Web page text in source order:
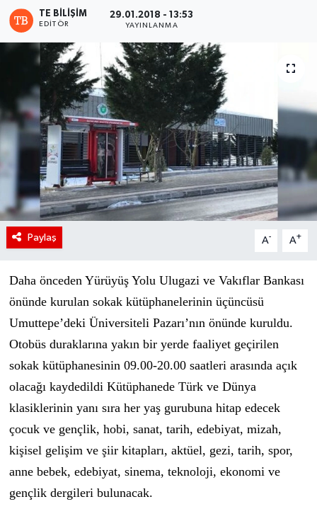
TE BILIŞIM
EDITÖR
29.01.2018 - 13:53
YAYINLANMA
Paylaş A- A+
Daha önceden Yürüyüş Yolu Ulugazi ve Vakıflar Bankası
önünde kurulan sokak kütüphanelerinin üçüncüsü
Umuttepe’deki Üniversiteli Pazarı’nın önünde kuruldu.
Otobüs duraklarına yakın bir yerde faaliyet geçirilen
sokak kütüphanesinin 09.00-20.00 saatleri arasında açık
olacağı kaydedildi Kütüphanede Türk ve Dünya
klasiklerinin yanı sıra her yaş gurubuna hitap edecek
çocuk ve gençlik, hobi, sanat, tarih, edebiyat, mizah,
kişisel gelişim ve şiir kitapları, aktüel, gezi, tarih, spor,
anne bebek, edebiyat, sinema, teknoloji, ekonomi ve
gençlik dergileri bulunacak.